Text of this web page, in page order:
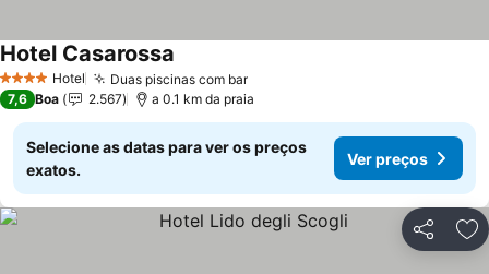
4 EstrelasHotel Duas piscinas com bar
Hotel Casarossa
7,6 Boa 2.567 a 0.1 km da praia
Selecione as datas para ver os preços
exatos.
Ver preços
Partilhar